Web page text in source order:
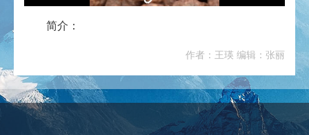
简介：
作者：王瑛 编辑：张丽